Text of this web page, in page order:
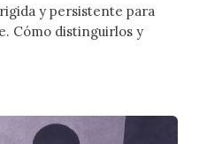
y persistente para
Cómo distinguirlos y